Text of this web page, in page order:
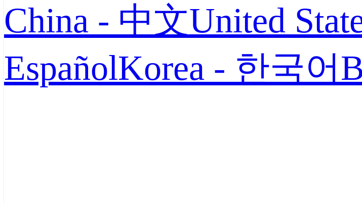
China - 中文United
EspañolKorea - 한국어